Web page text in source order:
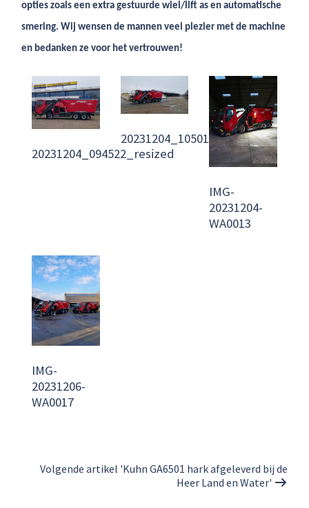
opties zoals een extra gestuurde wiel/lift as en automatische
smering. Wij wensen de mannen veel plezier met de machine
en bedanken ze voor het vertrouwen!
20231204_094522_resized
20231204_105011_resized
IMG-
20231204-
WA0013
IMG-
20231206-
WA0017
Volgende artikel 'Kuhn GA6501 hark afgeleverd bij de
Heer Land en Water'